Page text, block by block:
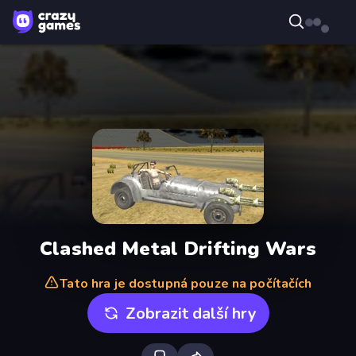
Clashed Metal Drifting Wars
Tato hra je dostupná pouze na počítačích
Zobrazit další hry